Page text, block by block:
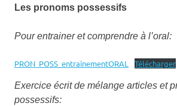
Les pronoms possessifs
Pour entrainer et comprendre à l’oral:
PRON_POSS_entrainementORAL Télécharger
Exercice écrit de mélange articles et
possessifs: